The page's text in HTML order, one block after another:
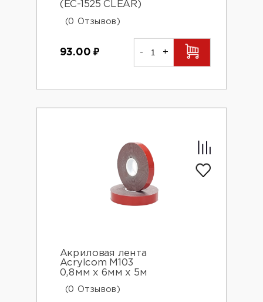
(EC-1525 CLEAR)
(0 Отзывов)
93.00₽ - +
Акриловая лента
Acrylcom М103
0,8мм х 6мм х 5м
(0 Отзывов)